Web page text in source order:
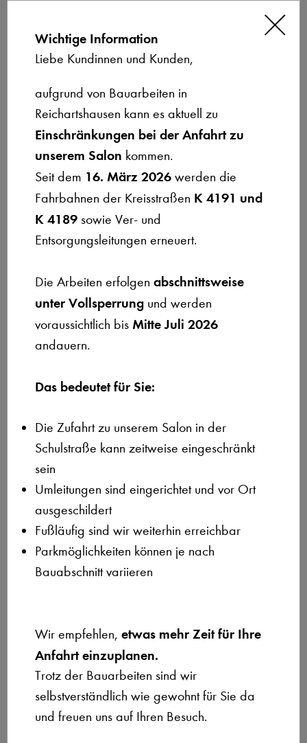
Geschlossen Anrufen
Wichtige Information
Liebe Kundinnen und Kunden,
aufgrund von Bauarbeiten in
Reichartshausen kann es aktuell zu
Einschränkungen bei der Anfahrt zu
unserem Salon kommen.
Seit dem 16. März 2026 werden die
Fahrbahnen der Kreisstraßen K 4191 und
K 4189 sowie Ver- und
Entsorgungsleitungen erneuert.
Die Arbeiten erfolgen abschnittsweise
unter Vollsperrung und werden
voraussichtlich bis Mitte Juli 2026
andauern.
Das bedeutet für Sie:
Die Zufahrt zu unserem Salon in der
Schulstraße kann zeitweise eingeschränkt
sein
Umleitungen sind eingerichtet und vor Ort
ausgeschildert
Fußläufig sind wir weiterhin erreichbar
Parkmöglichkeiten können je nach
Bauabschnitt variieren
Wir empfehlen, etwas mehr Zeit für Ihre
Anfahrt einzuplanen.
Trotz der Bauarbeiten sind wir
selbstverständlich wie gewohnt für Sie da
und freuen uns auf Ihren Besuch.
Bitte
Ich habe dieDatenschutzerklärung
Einwilligung jederzeit für die Zukunft per E-Mail an info@friseur-benjamin-
schmitt.de widerrufen.
Alternative:
Kontakt
Kontakt auf
Hier finden Sie uns:
Benjamin Schmitt